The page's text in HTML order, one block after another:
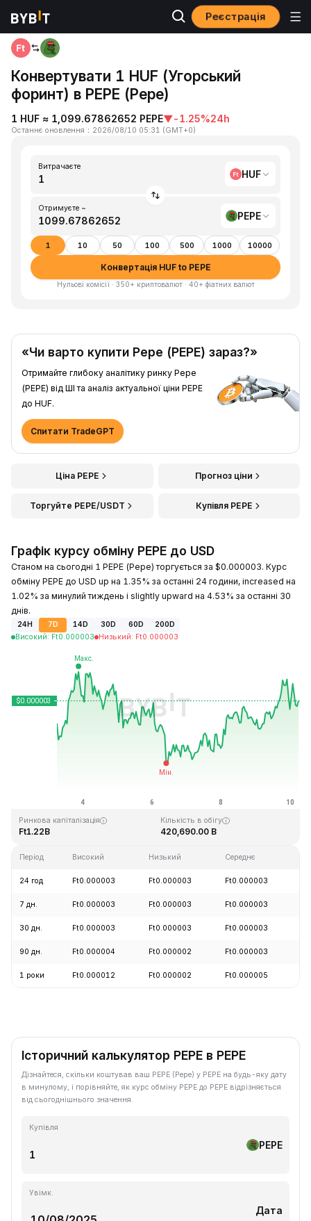
Реєстрація
Головна
Конвертувати 1 HUF (Угорський
форинт) в PEPE (Pepe)
1 HUF ≈ 1,099.67862652 PEPE▼-1.25%24h
Останнє оновлення ： 2026/08/10 05:31 (GMT+0)
Витрачаєте
HUF
Отримуєте ~
PEPE
1 10 50 100 500 1000 10000
Конвертація HUF to PEPE
Нульові комісії · 350+ криптовалют · 40+ фіатних валют
«Чи варто купити Pepe (PEPE) зараз?»
Отримайте глибоку аналітику ринку Pepe
(PEPE) від ШІ та аналіз актуальної ціни PEPE
до HUF.
Спитати TradeGPT
Ціна PEPE Прогноз ціни
Торгуйте PEPE/USDT Купівля PEPE
Графік курсу обміну PEPE до USD
Станом на сьогодні 1 PEPE (Pepe) торгується за $0.000003. Курс
обміну PEPE до USD up на 1.35% за останні 24 години, increased на
1.02% за минулий тиждень і slightly upward на 4.53% за останні 30
днів.
24H 7D 14D 30D 60D
200D
Високий: Ft0.000003 Низький: Ft0.000003
Останнє оновлення: 2026-08-10, 05:31 GMT+0
Ринкова капіталізація
Ft1.22B
Кількість в обігу
420,690.00 B
Період Високий Низький Середнє
24 год Ft0.000003 Ft0.000003 Ft0.000003
7 дн. Ft0.000003 Ft0.000003 Ft0.000003
30 дн. Ft0.000003 Ft0.000003 Ft0.000003
90 дн. Ft0.000004 Ft0.000002 Ft0.000003
1 роки Ft0.000012 Ft0.000002 Ft0.000005
Історичний калькулятор PEPE в PEPE
Дізнайтеся, скільки коштував ваш PEPE (Pepe) у PEPE на будь-яку дату
в минулому, і порівняйте, як курс обміну PEPE до PEPE відрізняється
від сьогоднішнього значення.
Купівля
PEPE
Увімк.
Дата